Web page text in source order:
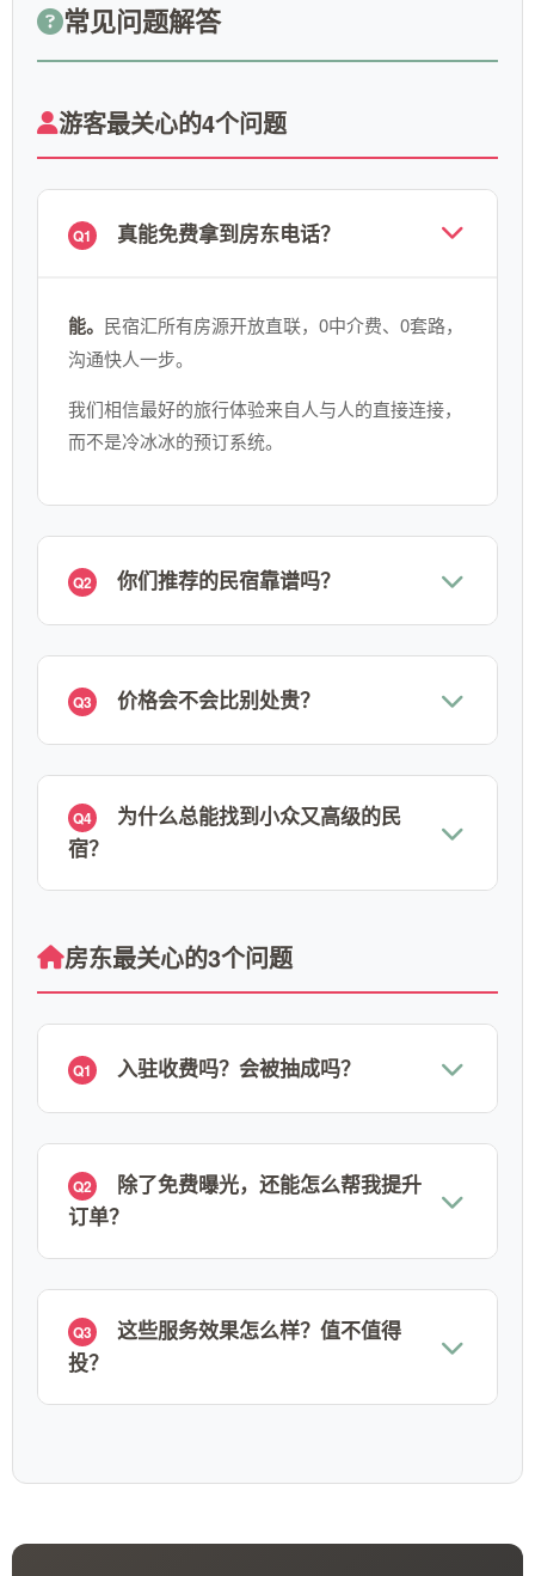
常见问题解答
游客最关心的4个问题
Q1 真能免费拿到房东电话？
能。 民宿汇所有房源开放直联，0中介费、0套路，
沟通快人一步。
我们相信最好的旅行体验来自人与人的直接连接，
而不是冷冰冰的预订系统。
Q2 你们推荐的民宿靠谱吗？
Q3 价格会不会比别处贵？
Q4
为什么总能找到小众又高级的民
宿？
房东最关心的3个问题
Q1 入驻收费吗？会被抽成吗？
Q2
除了免费曝光，还能怎么帮我提升
订单？
Q3
这些服务效果怎么样？值不值得
投？